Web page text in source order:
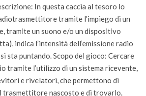
In questa caccia al tesoro lo
tramite l’impiego di un
tramite un suono e/o un dispositivo
indica l’intensità dell’emissione radio
sta puntando. Scopo del gioco: Cercare
tramite l’utilizzo di un sistema ricevente,
e rivelatori, che permettono di
il trasmettitore nascosto e di trovarlo.